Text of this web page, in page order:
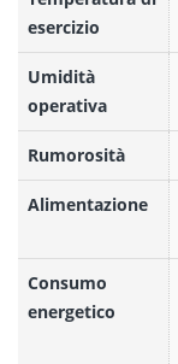
esercizio
Umidità
operativa
Rumorosità
Alimentazione
Consumo
energetico